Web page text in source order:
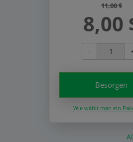
11,00 $
8,00
-
Besorgen
Wie wählt man ein